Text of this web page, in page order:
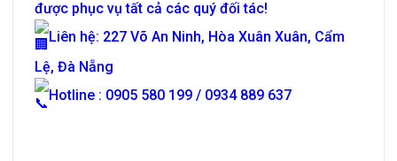
được phục vụ tất cả các quý đối tác!
Liên hệ: 227 Võ An Ninh, Hòa Xuân Xuân, Cẩm
Lệ, Đà Nẵng
Hotline : 0905 580 199 / 0934 889 637